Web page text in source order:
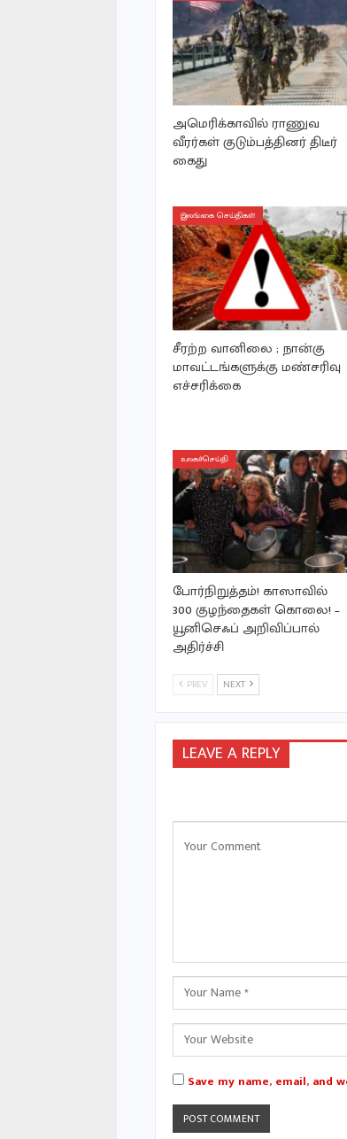
அமெரிக்காவில் ராணுவ
வீரர்கள் குடும்பத்தினர் திடீர்
கைது
இலங்கை செய்திகள்
சீரற்ற வானிலை ; நான்கு
மாவட்டங்களுக்கு மண்சரிவு
எச்சரிக்கை
உலகச்செய்தி
போர்நிறுத்தம்! காஸாவில்
300 குழந்தைகள் கொலை! –
யூனிசெஃப் அறிவிப்பால்
அதிர்ச்சி
PREV NEXT
LEAVE A REPLY
Save my name, email,